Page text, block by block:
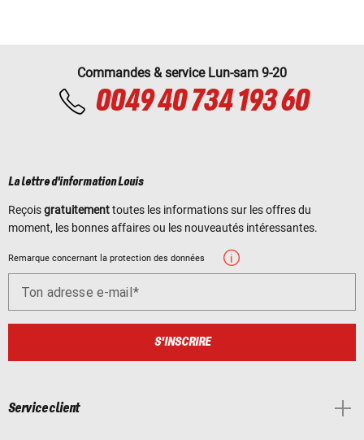
Commandes & service Lun-sam 9-20
0049 40 734 193 60
La lettre d'information Louis
Reçoisgratuitementtoutes les informations sur les offres du
moment, les bonnes affaires ou les nouveautés intéressantes.
Remarque concernant la protection des données
Ton adresse e-mail
S'INSCRIRE
Service client